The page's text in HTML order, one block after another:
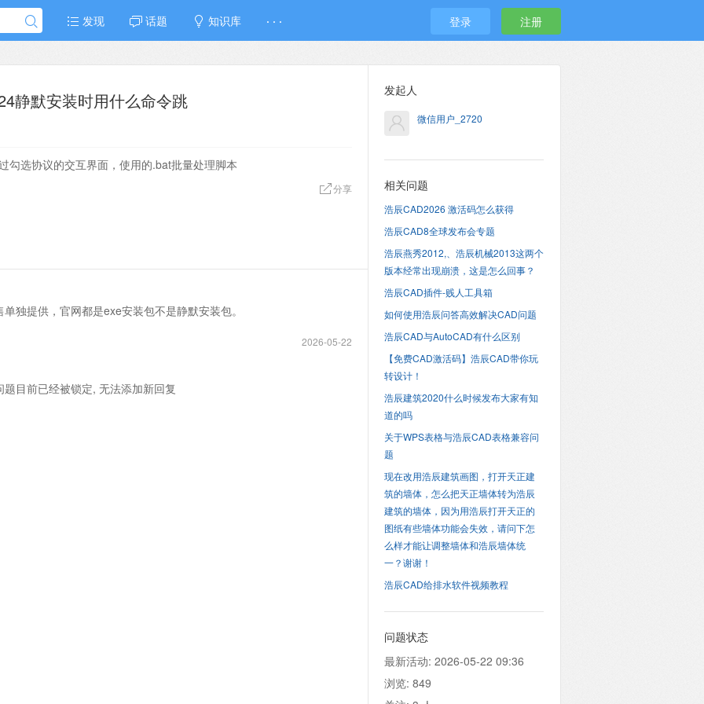
发现 话题 知识库 · · · 登录 注册
静默安装时用什么命令跳
勾选协议的交互界面，使用的.bat批量处理脚本
分享
独提供，官网都是exe安装包不是静默安装包。
2026-05-22
题目前已经被锁定, 无法添加新回复
发起人
微信用户_2720
相关问题
浩辰CAD2026 激活码怎么获得
浩辰CAD8全球发布会专题
浩辰燕秀2012,、浩辰机械2013这两个
版本经常出现崩溃，这是怎么回事？
浩辰CAD插件-贱人工具箱
如何使用浩辰问答高效解决CAD问题
浩辰CAD与AutoCAD有什么区别
【免费CAD激活码】浩辰CAD带你玩
转设计！
浩辰建筑2020什么时候发布大家有知
道的吗
关于WPS表格与浩辰CAD表格兼容问
题
现在改用浩辰建筑画图，打开天正建
筑的墙体，怎么把天正墙体转为浩辰
建筑的墙体，因为用浩辰打开天正的
图纸有些墙体功能会失效，请问下怎
么样才能让调整墙体和浩辰墙体统
一？谢谢！
浩辰CAD给排水软件视频教程
问题状态
最新活动: 2026-05-22 09:36
浏览: 849